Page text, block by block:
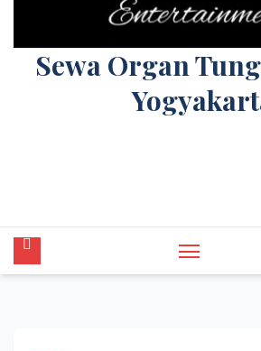
Sewa Organ